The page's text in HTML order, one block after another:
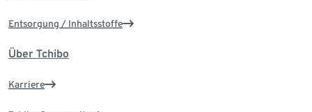
Entsorgung / Inhaltsstoffe
Über Tchibo
Karriere